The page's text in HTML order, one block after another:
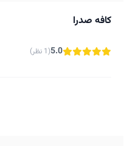
کافه صدرا
5.0(1 نظر)